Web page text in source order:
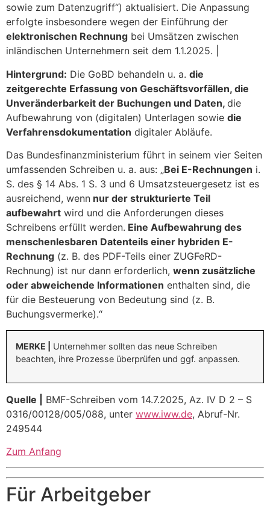
sowie zum Datenzugriff“) aktualisiert. Die Anpassung
erfolgte insbesondere wegen der Einführung der
elektronischen Rechnung bei Umsätzen zwischen
inländischen Unternehmern seit dem 1.1.2025. |
Hintergrund: Die GoBD behandeln u. a. die
zeitgerechte Erfassung von Geschäftsvorfällen, die
Unveränderbarkeit der Buchungen und Daten, die
Aufbewahrung von (digitalen) Unterlagen sowie die
Verfahrensdokumentation digitaler Abläufe.
Das Bundesfinanzministerium führt in seinem vier Seiten
umfassenden Schreiben u. a. aus: „Bei E-Rechnungen i.
S. des § 14 Abs. 1 S. 3 und 6 Umsatzsteuergesetz ist es
ausreichend, wenn nur der strukturierte Teil
aufbewahrt wird und die Anforderungen dieses
Schreibens erfüllt werden. Eine Aufbewahrung des
menschenlesbaren Datenteils einer hybriden E-
Rechnung (z. B. des PDF-Teils einer ZUGFeRD-
Rechnung) ist nur dann erforderlich, wenn zusätzliche
oder abweichende Informationen enthalten sind, die
für die Besteuerung von Bedeutung sind (z. B.
Buchungsvermerke).“
MERKE |
Unternehmer sollten das neue Schreiben
beachten, ihre Prozesse überprüfen und ggf. anpassen.
Quelle |
BMF-Schreiben vom 14.7.2025, Az. IV D 2 – S
0316/00128/005/088, unter www.iww.de, Abruf-Nr.
249544
Zum Anfang
Für Arbeitgeber